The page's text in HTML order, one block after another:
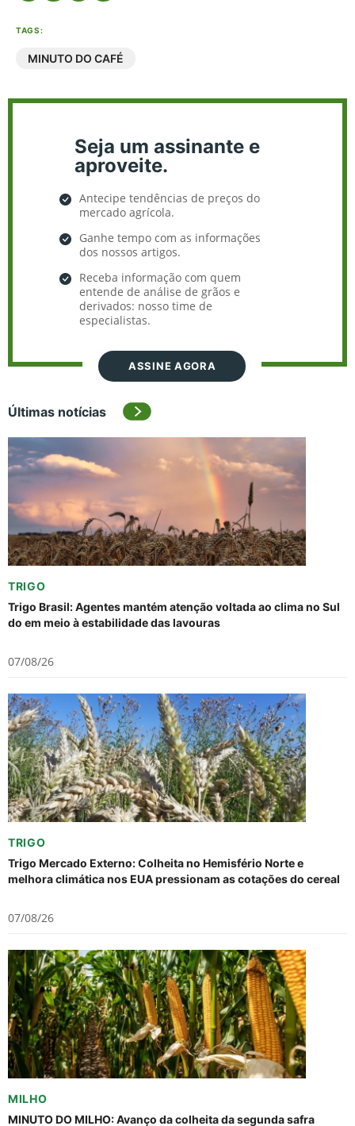
TAGS:
MINUTO DO CAFÉ
Seja um assinante e
aproveite.
Antecipe tendências de preços do
mercado agrícola.
Ganhe tempo com as informações
dos nossos artigos.
Receba informação com quem
entende de análise de grãos e
derivados: nosso time de
especialistas.
ASSINE AGORA
Últimas notícias
TRIGO
Trigo Brasil: Agentes mantém atenção voltada ao clima no Sul
do em meio à estabilidade das lavouras
07/08/26
TRIGO
Trigo Mercado Externo: Colheita no Hemisfério Norte e
melhora climática nos EUA pressionam as cotações do cereal
07/08/26
MILHO
MINUTO DO MILHO: Avanço da colheita da segunda safra